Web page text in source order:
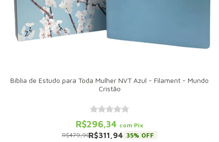
Bíblia de Estudo para Toda Mulher NVT Azul - Filament - Mundo
Cristão
R$311,94
R$479,90 35% OFF
R$296,34 com Pix